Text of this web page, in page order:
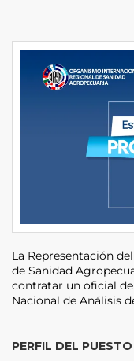
La Representación
de Sanidad
contratar un oficial
Nacional de Análisis
PERFIL DEL PUESTO